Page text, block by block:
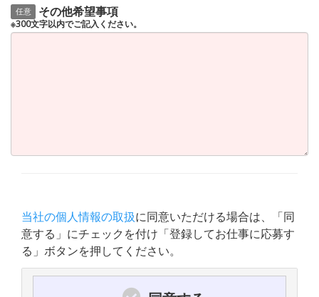
任意 その他希望事項
※300文字以内でご記入ください。
当社の個人情報の取扱に同意いただける場合は、「同
意する」にチェックを付け「登録してお仕事に応募す
る」ボタンを押してください。